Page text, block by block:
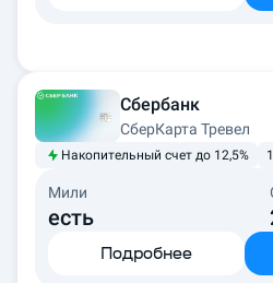
Сбербанк
СберКарта Тревел
Накопительный счет до 12,5%
Мили
есть
Подробнее